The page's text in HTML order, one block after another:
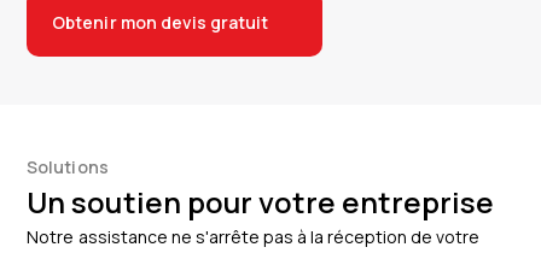
Obtenir mon devis gratuit
Solutions
Un soutien pour votre entreprise
Notre assistance ne s'arrête pas à la réception de votre